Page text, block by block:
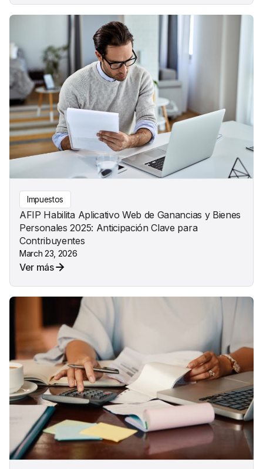
Impuestos
AFIP Habilita Aplicativo Web de Ganancias y Bienes
Personales 2025: Anticipación Clave para
Contribuyentes
March 23, 2026
Ver más